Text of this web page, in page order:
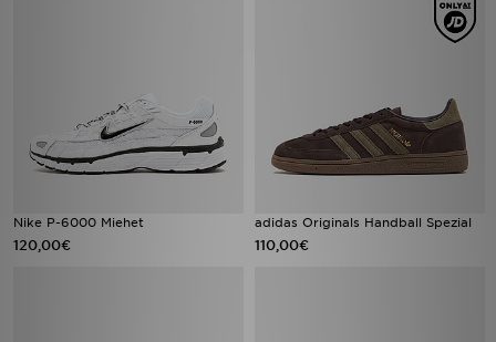
Nike P-6000 Miehet
120,00€
adidas Originals Handball Spezial
110,00€